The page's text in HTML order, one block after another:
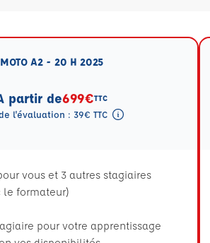
MOTO A2 - 20 H 2025
partir de699€TTC
l'évaluation : 39€ TTC
vous et 3 autres stagiaires
le formateur)
pour votre apprentissage